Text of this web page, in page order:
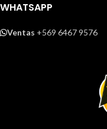
WHATSAPP
Ventas +569 6467 9576